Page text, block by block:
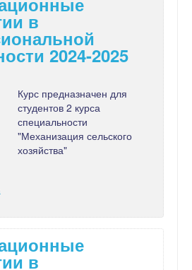
в
2024-2025
Курс предназначен для
студентов 2 курса
специальности
"Механизация сельского
хозяйства"
в